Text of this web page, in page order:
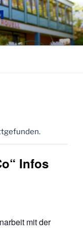
Infos
mit der